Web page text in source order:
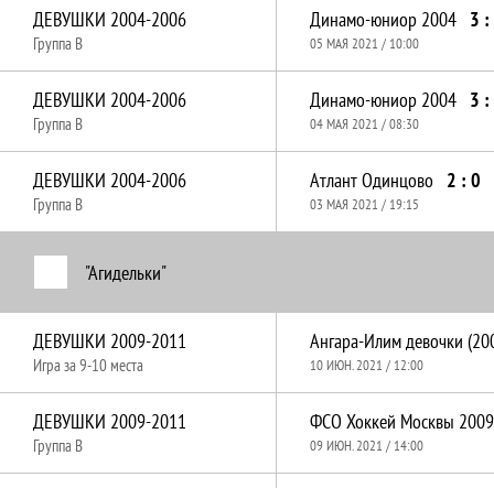
ДЕВУШКИ 2004-2006
Группа B
Динамо-юниор 2004 3
05 МАЯ 2021 / 10:00
ДЕВУШКИ 2004-2006
Группа B
Динамо-юниор 2004 3
04 МАЯ 2021 / 08:30
ДЕВУШКИ 2004-2006
Группа B
Атлант Одинцово 2 : 0
03 МАЯ 2021 / 19:15
"Агидельки"
ДЕВУШКИ 2009-2011
Игра за 9-10 места 10 ИЮН. 2021 / 12:00
ДЕВУШКИ 2009-2011
Группа B 09 ИЮН. 2021 / 14:00